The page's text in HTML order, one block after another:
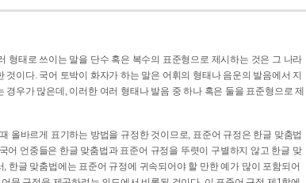
형태로 쓰이는 말을 단수 혹은 복수의 표준형으로 제시하는 것은 그 나라
이다. 국어 토박이 화자가 하는 말은 어휘의 형태나 음운의 발음에서 지
우가 많은데, 이러한 여러 형태나 발음 중 하나 혹은 둘을 표준형으로 제
올바르게 표기하는 방법을 규정한 것이므로, 표준어 규정은 한글 맞춤법
어 언중들은 한글 맞춤법과 표준어 규정을 뚜렷이 구별하지 않고 한글 맞
한글 맞춤법에는 표준어 규정에 귀속되어야 할 만한 예가 많이 포함되어